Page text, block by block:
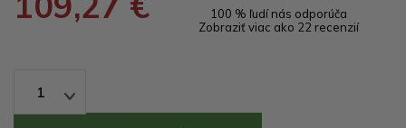
100 % ľudí nás odporúča
Zobraziť viac ako 22 recenzií
1